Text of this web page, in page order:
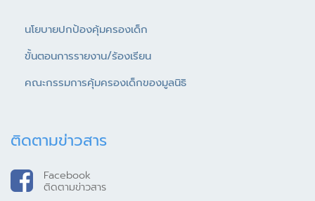
นโยบายปกป้องคุ้มครองเด็ก
ขั้นตอนการรายงาน/ร้องเรียน
คณะกรรมการคุ้มครองเด็กของมูลนิธิ
ติดตามข่าวสาร
Facebook
ติดตามข่าวสาร